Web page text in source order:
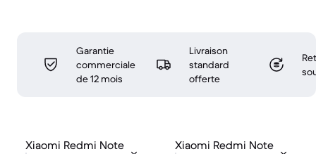
Garantie
commerciale
de 12 mois
Livraison
standard
offerte
Xiaomi Redmi Note
Xiaomi Redmi Note